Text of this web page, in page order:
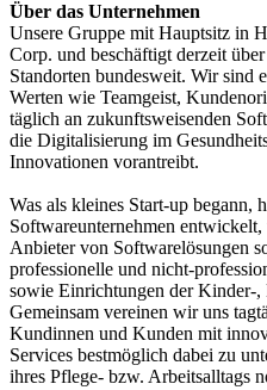
Über das Unternehmen
Unsere Gruppe mit Hauptsitz in
Corp. und beschäftigt derzeit
Standorten bundesweit. Wir sind
Werten wie Teamgeist,
täglich an zukunftsweisenden
die Digitalisierung im
Innovationen vorantreibt.
Was als kleines Start-up begann,
Softwareunternehmen
Anbieter von Softwarelösungen
professionelle und nicht-
sowie Einrichtungen der Kinder-
Gemeinsam vereinen wir uns
Kundinnen und Kunden mit
Services bestmöglich dabei zu
ihres Pflege- bzw. Arbeitsalltags